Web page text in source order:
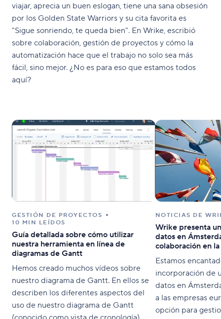
viajar, aprecia un buen eslogan, tiene una sana obsesión
por los Golden State Warriors y su cita favorita es
"Sigue sonriendo, te queda bien". En Wrike, escribió
sobre colaboración, gestión de proyectos y cómo la
automatización hace que el trabajo no solo sea más
fácil, sino mejor. ¿No es para eso que estamos todos
aquí?
GESTIÓN DE PROYECTOS
10 MIN LEÍDOS
Guía detallada sobre cómo utilizar
nuestra herramienta en línea de
diagramas de Gantt
Hemos creado muchos vídeos sobre
nuestro diagrama de Gantt. En ellos se
describen los diferentes aspectos del
uso de nuestro diagrama de Gantt
NOTICIAS DE
Wrike presenta
datos en
colaboración en
Estamos
incorporación de
datos en
a las empresas
opción para